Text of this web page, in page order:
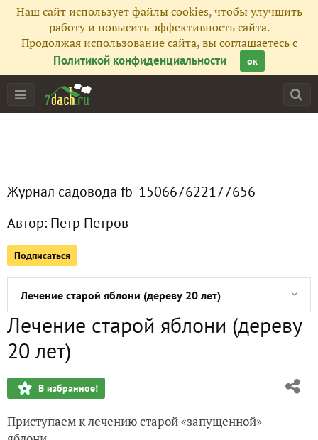
Наш сайт использует файлы cookies, чтобы улучшить
работу и повысить эффективность сайта.
Продолжая использование сайта, вы соглашаетесь с
Политикой конфиденциальности
ок
Журнал садовода fb_150667622177656
Автор: Петр Петров
Подписаться
Главная
Сейчас обсуждают
Ремонт-лечение старой яблони (20-летнее дерево).
Лечение старой яблони (дереву 20 лет)
Лечение старой яблони (дереву
20 лет)
В избранное!
Приступаем к лечению старой «запущенной»